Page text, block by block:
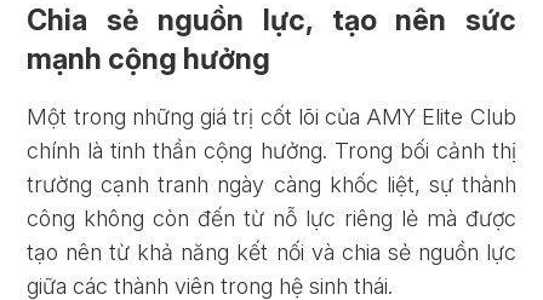
Chia sẻ nguồn lực, tạo nên sức
mạnh cộng hưởng
Một trong những giá trị cốt lõi của AMY Elite Club
chính là tinh thần cộng hưởng. Trong bối cảnh thị
trường cạnh tranh ngày càng khốc liệt, sự thành
công không còn đến từ nỗ lực riêng lẻ mà được
tạo nên từ khả năng kết nối và chia sẻ nguồn lực
giữa các thành viên trong hệ sinh thái.